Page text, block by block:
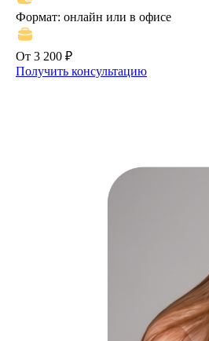
Формат: онлайн или в офисе
От 3 200 ₽
Получить консультацию